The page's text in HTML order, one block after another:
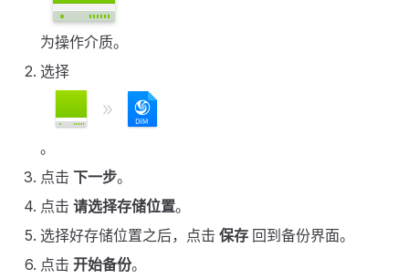
为操作介质。
选择
。
点击 下一步。
点击 请选择存储位置。
选择好存储位置之后，点击 保存 回到备份界面。
点击 开始备份。